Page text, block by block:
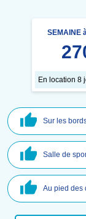
SEMAINE
En location 8
Sur les
Salle de
Au pied des